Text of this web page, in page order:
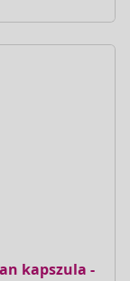
kapszula -